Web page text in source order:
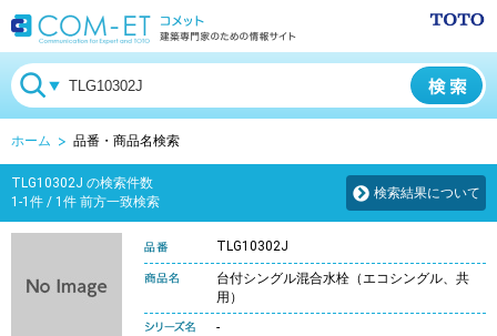
ホーム 品番・商品名検索
TLG10302J の検索件数
1-1件 / 1件 前方一致検索
検索結果について
TLG10302J
台付シングル混合水栓（エコシングル、共
用）
-